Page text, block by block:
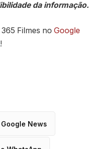
da informação.
Filmes no Google
!
News